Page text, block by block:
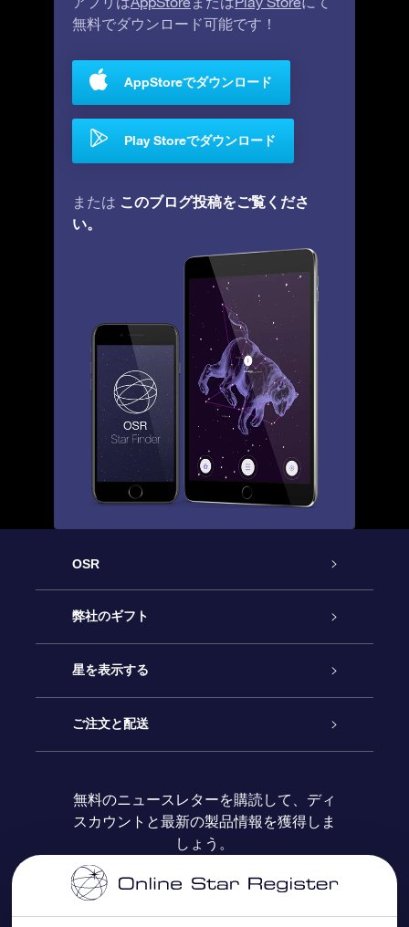
無料でダウンロード可能です！
AppStoreでダウンロード
Play Storeでダウンロード
または このブログ投稿をご覧くださ
い。
OSR
カスタマーサービス
お問い合わせ
ブログ
レビュー
弊社のギフト
Online Starギフト
OSRギフトパック
OSR ギフトカード
法人ギフト
星を表示する
星の登録
カスタマイズされたStar Page
One Million Stars
ご注文と配送
お支払いに関する情報
配送に関する情報
無料のニュースレターを購読して、ディ
スカウントと最新の製品情報を獲得しま
しょう。